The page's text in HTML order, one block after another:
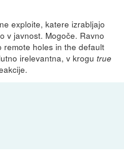
exploite, katere izrabljajo
v javnost. Mogoče. Ravno
remote holes in the default
irelevantna, v krogutrue